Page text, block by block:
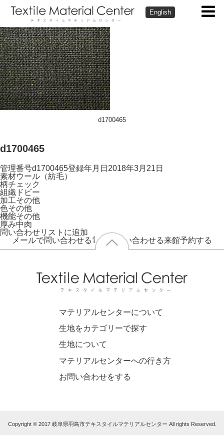
English
d1700465
d1700465
管理番号d1700465登録年月日 2018年3月21日
素材ウール（紡毛）
柄チェック
組織 ドビー
加工その他
色その他
機能その他
厚み中肉
問い合わせリストに追加
メールで問い合わせる電話で問い合わせる来館予約する
マテリアルセンターについて
生地をカテゴリーで探す
生地について
マテリアルセンターへの行き方
お問い合わせをする
Copyright © 2017 岐阜県羽島市テキスタイルマテリアルセンター All rights Reserved.